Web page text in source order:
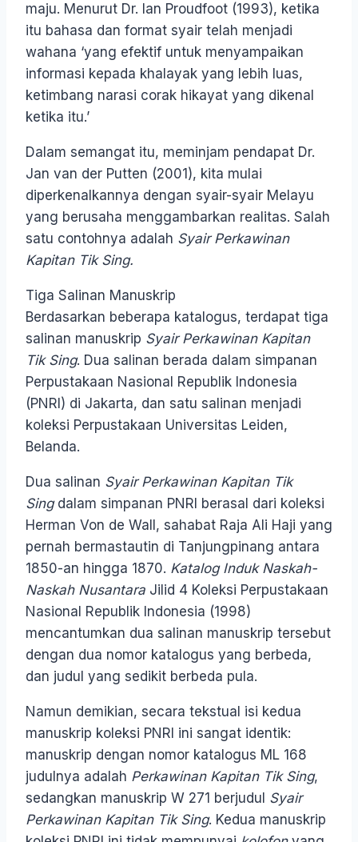
maju. Menurut Dr. Ian Proudfoot (1993), ketika
itu bahasa dan format syair telah menjadi
wahana ‘yang efektif untuk menyampaikan
informasi kepada khalayak yang lebih luas,
ketimbang narasi corak hikayat yang dikenal
ketika itu.’
Dalam semangat itu, meminjam pendapat Dr.
Jan van der Putten (2001), kita mulai
diperkenalkannya dengan syair-syair Melayu
yang berusaha menggambarkan realitas. Salah
satu contohnya adalah Syair Perkawinan
Kapitan Tik Sing.
Tiga Salinan Manuskrip
Berdasarkan beberapa katalogus, terdapat tiga
salinan manuskrip Syair Perkawinan Kapitan
Tik Sing. Dua salinan berada dalam simpanan
Perpustakaan Nasional Republik Indonesia
(PNRI) di Jakarta, dan satu salinan menjadi
koleksi Perpustakaan Universitas Leiden,
Belanda.
Dua salinan Syair Perkawinan Kapitan Tik
Singdalam simpanan PNRI berasal dari koleksi
Herman Von de Wall, sahabat Raja Ali Haji yang
pernah bermastautin di Tanjungpinang antara
1850-an hingga 1870. Katalog Induk Naskah-
Naskah Nusantara Jilid 4 Koleksi Perpustakaan
Nasional Republik Indonesia (1998)
mencantumkan dua salinan manuskrip tersebut
dengan dua nomor katalogus yang berbeda,
dan judul yang sedikit berbeda pula.
Namun demikian, secara tekstual isi kedua
manuskrip koleksi PNRI ini sangat identik:
manuskrip dengan nomor katalogus ML 168
judulnya adalah Perkawinan Kapitan Tik Sing,
sedangkan manuskrip W 271 berjudul Syair
Perkawinan Kapitan Tik Sing. Kedua manuskrip